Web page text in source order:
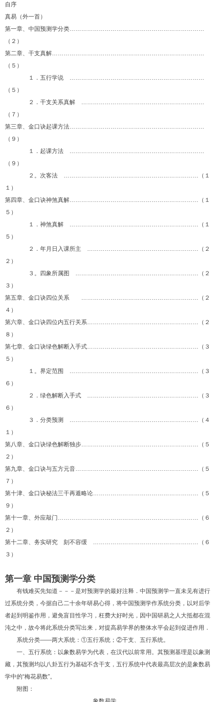
自序
真易（外一首）
第一章、中国预测学分类……………………………………………………………
（２）
第二章、干支真解……………………………………………………………………
（５）
１．五行学说 ……………………………………………………………
（５）
２．干支关系真解 ………………………………………………………
（７）
第三章、金口诀起课方法……………………………………………………………
（９）
１．起课方法 ……………………………………………………………
（９）
２。次客法 ……………………………………………………………（１
１）
第四章、金口诀神煞真解…………………………………………………………（１
５）
１．神煞真解 …………………………………………………………（１
５）
２．年月日入课所主 …………………………………………………（２
２）
３。四象所属图 ………………………………………………………（２
３）
第五章、金口诀四位关系 ……………………………………………………（２
４）
第六章、金口诀四位内五行关系…………………………………………………（２
８）
第七章、金口诀绿色解断入手式…………………………………………………（３
５）
１。界定范围 …………………………………………………………（３
６）
２．绿色解断入手式 …………………………………………………（３
６）
３．分类预测 …………………………………………………………（４
１）
第八章、金口诀绿色解断独步……………………………………………………（５
２）
第九章、金口诀与五方元音………………………………………………………（５
７）
第十津、金口诀秘法三干再遁略论………………………………………………（５
９）
第十一章、外应敲门………………………………………………………………（６
２）
第十二章、务实研究 刻不容缓 ………………………………………………（６
３）
第一章 中国预测学分类
有钱难买先知道－－－是对预测学的最好注释．中国预测学一直未见有进行
过系统分类，今据自己二十余年研易心得，将中国预测学作系统分类，以对后学
者起到明鉴作用，避免盲目性学习，枉费大好时光，因中国研易之人大抵都在混
沌之中，故今将此系统分类写出来，对提高易学界的整体水平会起到促进作用．
系统分类——两大系统：①五行系统；②干支、五行系统。
一、五行系统：以象数易学为代表，在汉代以前常用。其预测基理是以象测
藏，其预测均以八卦五行为基础不含干支，五行系统中代表最高层次的是象数易
学中的“梅花易数”。
附图：